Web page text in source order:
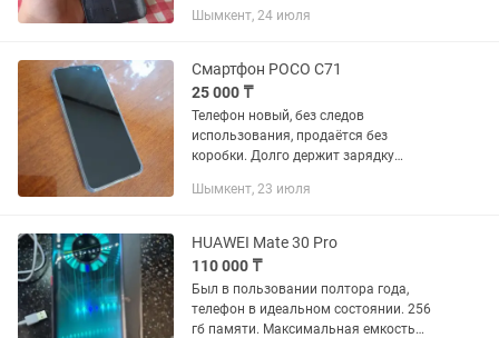
камеры, динамики, связь, Face ID/
Шымкент, 24 июля
Смартфон POCO C71
25 000 ₸
Телефон новый, без следов
использования, продаётся без
коробки. Долго держит зарядку
экран. Камера 32 МП. В комплекте:
устройство...
Шымкент, 23 июля
HUAWEI Mate 30 Pro
110 000 ₸
Был в пользовании полтора года,
телефон в идеальном состоянии. 256
гб памяти. Максимальная емкость